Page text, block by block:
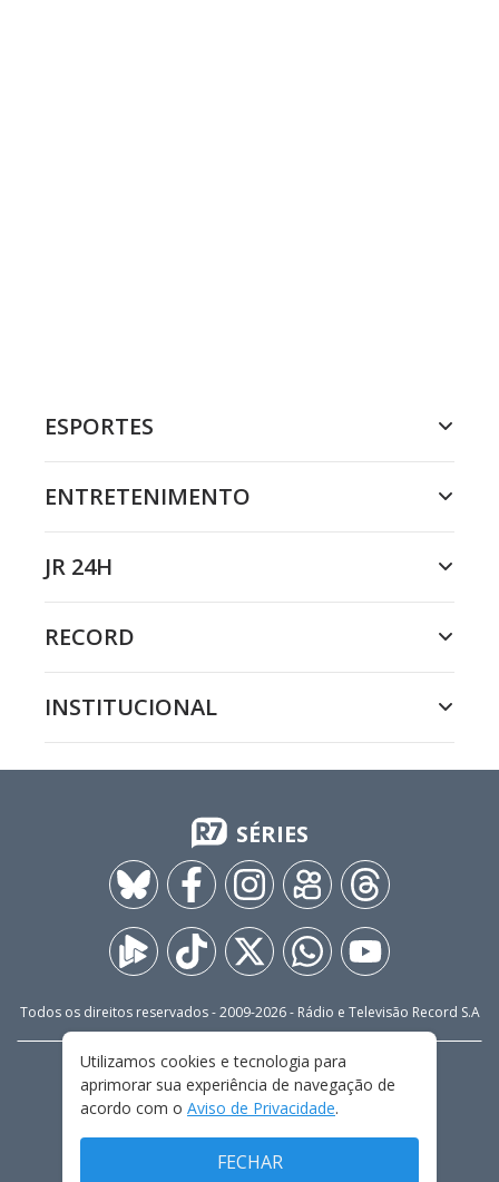
ESPORTES
ENTRETENIMENTO
JR 24H
RECORD
INSTITUCIONAL
SÉRIES
Todos os direitos reservados - 2009-2026- Rádio e Televisão Record S.A
FALE CONOSCO
PRIVACIDADE
TERMOS E CONDIÇÕES DE USO
Utilizamos cookies e tecnologia para
aprimorar sua experiência de navegação de
acordo com o Aviso de Privacidade.
FECHAR